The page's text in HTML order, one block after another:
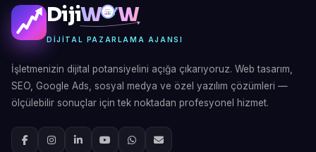
DijiW W
DIJITAL PAZARLAMA AJANSI
İşletmenizin dijital potansiyelini açığa çıkarıyoruz. Web tasarım,
SEO, Google Ads, sosyal medya ve özel yazılım çözümleri —
ölçülebilir sonuçlar için tek noktadan profesyonel hizmet.